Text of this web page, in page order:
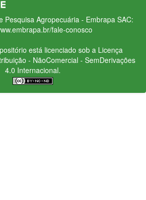
Pesquisa Agropecuária - Embrapa SAC:
fale-conosco
está licenciado sob a Licença
- NãoComercial - SemDerivações
4.0 Internacional.